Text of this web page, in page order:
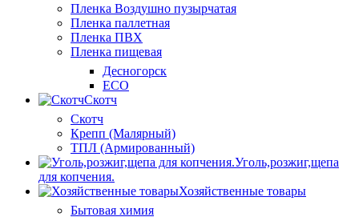
Пленка Воздушно пузырчатая
Пленка паллетная
Пленка ПВХ
Пленка пищевая
Десногорск
ECO
Скотч
Скотч
Крепп (Малярный)
ТПЛ (Армированный)
Уголь,розжиг,щепа
для копчения.
Хозяйственные товары
Бытовая химия